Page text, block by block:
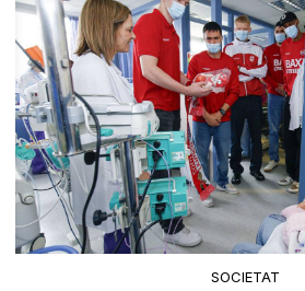
SOCIETAT